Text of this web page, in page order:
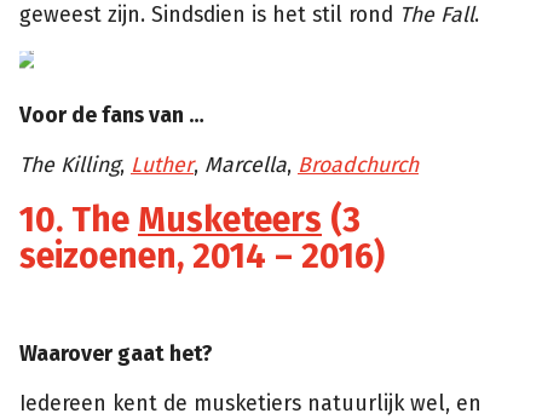
geweest zijn. Sindsdien is het stil rond The Fall.
Voor de fans van …
The Killing, Luther, Marcella, Broadchurch
10. The Musketeers (3
seizoenen, 2014 – 2016)
Waarover gaat het?
Iedereen kent de musketiers natuurlijk wel, en